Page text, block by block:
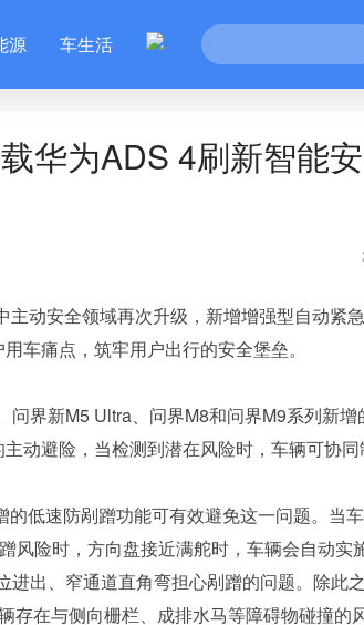
源 车生活
华为ADS 4刷新智能
动安全领域再次升级，新增增强型自动紧
车痛点，筑牢用户出行的安全堡垒。
界新M5 Ultra、问界M8和问界M9系列新增
动避险，当检测到潜在风险时，车辆可协
低速防剐蹭功能可有效避免这一问题。当
风险时，方向盘接近满舵时，车辆会自动实
出、窄通道直角弯担心剐蹭的问题。除此
存在与侧向栅栏、成排水马等障碍物碰撞的